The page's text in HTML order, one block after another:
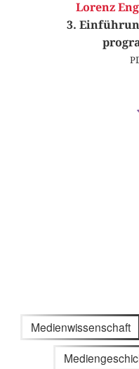
Lorenz
3.
Medienwissenschaft